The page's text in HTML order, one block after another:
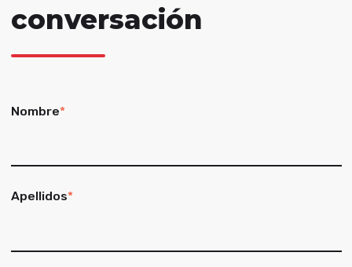
conversación
Nombre*
Apellidos*